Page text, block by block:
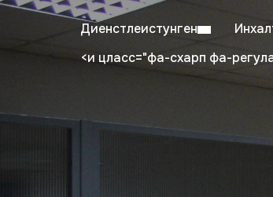
Диенстлеистунген
<и цласс="фа-схарп фа-
Mo–Fr: 08:00–20:00